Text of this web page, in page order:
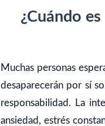
¿Cuándo
Muchas personas
desaparecerán por sí
responsabilidad. La
ansiedad, estrés